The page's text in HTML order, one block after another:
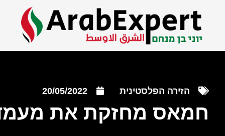
הזירה הפלסטינית 20/05/2022
חמאס מחזקת את